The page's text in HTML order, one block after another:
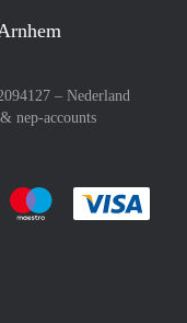
– Nederland
nep-accounts
af met Paypal
rekent gemakkelijk af met
Je rekent